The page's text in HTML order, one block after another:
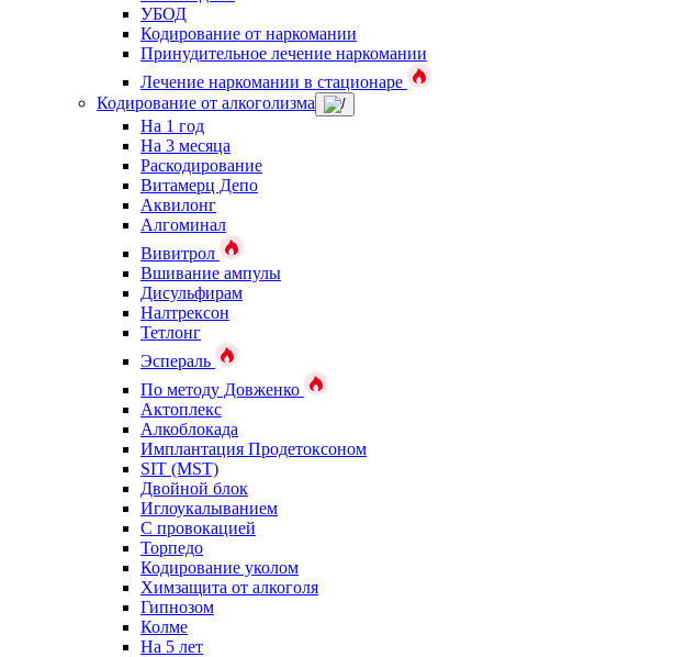
УБОД
Кодирование от наркомании
Принудительное лечение наркомании
Лечение наркомании в стационаре
Кодирование от алкоголизма
На 1 год
На 3 месяца
Раскодирование
Витамерц Депо
Аквилонг
Алгоминал
Вивитрол
Вшивание ампулы
Дисульфирам
Налтрексон
Тетлонг
Эспераль
По методу Довженко
Актоплекс
Алкоблокада
Имплантация Продетоксоном
SIT (MST)
Двойной блок
Иглоукалыванием
С провокацией
Торпедо
Кодирование уколом
Химзащита от алкоголя
Гипнозом
Колме
На 5 лет